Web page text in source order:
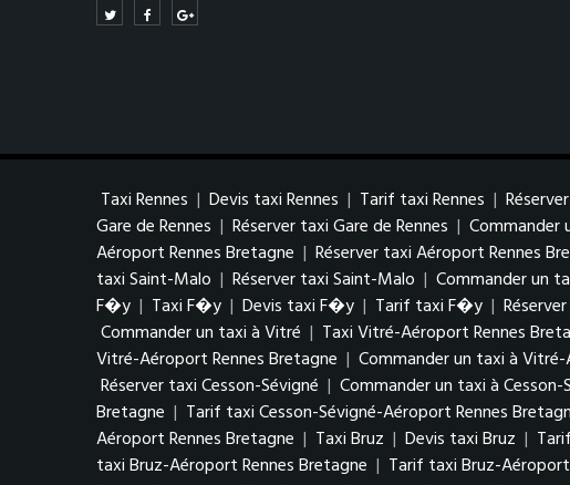
Taxi Rennes | Devis taxi Rennes | Tarif taxi Rennes |
Gare de Rennes | Réserver taxi Gare de Rennes | Commander
Aéroport Rennes Bretagne | Réserver taxi Aéroport Rennes
taxi Saint-Malo | Réserver taxi Saint-Malo | Commander un
F�y | Taxi F�y | Devis taxi F�y | Tarif taxi F�y |
Commander un taxi à Vitré | Taxi Vitré-Aéroport Rennes
Vitré-Aéroport Rennes Bretagne | Commander un taxi à
Réserver taxi Cesson-Sévigné | Commander un taxi à Cesson-
Bretagne | Tarif taxi Cesson-Sévigné-Aéroport Rennes
Aéroport Rennes Bretagne | Taxi Bruz | Devis taxi Bruz |
taxi Bruz-Aéroport Rennes Bretagne | Tarif taxi Bruz-